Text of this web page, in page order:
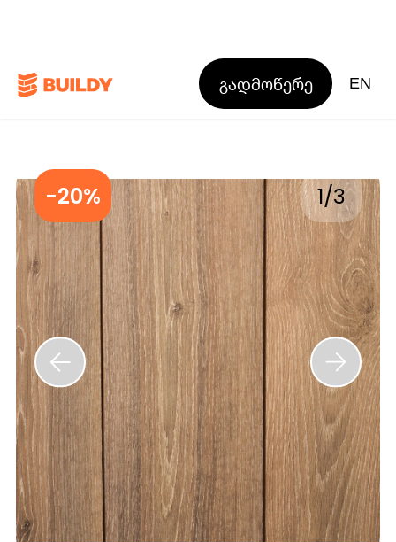
გადმოწერე EN
-20% 1/3